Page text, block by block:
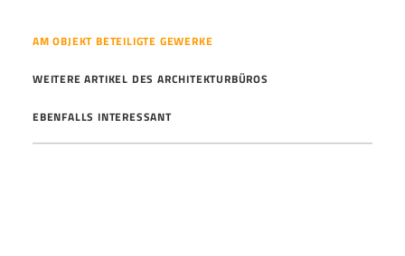
AM OBJEKT BETEILIGTE GEWERKE
WEITERE ARTIKEL DES ARCHITEKTURBÜROS
EBENFALLS INTERESSANT